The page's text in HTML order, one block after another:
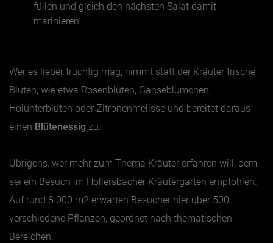
füllen und gleich den nächsten Salat damit
marinieren.
Wer es lieber fruchtig mag, nimmt statt der Kräuter frische
Blüten, wie etwa Rosenblüten, Gänseblümchen,
Holunterblüten oder Zitronenmelisse und bereitet daraus
einen Blütenessig zu.
Übrigens: wer mehr zum Thema Kräuter erfahren will, dem
sei ein Besuch im Hollersbacher Kräutergarten empfohlen.
Auf rund 8.000 m2 erwarten Besucher hier über 500
verschiedene Pflanzen, geordnet nach thematischen
Bereichen.